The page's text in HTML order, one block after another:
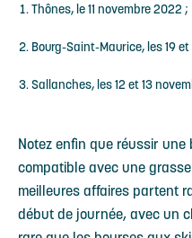
Thônes, le 11 novembre 2022 ;
Bourg-Saint-Maurice, les 19
Sallanches, les 12 et 13
Notez enfin que réussir
compatible avec une
meilleures affaires partent
début de journée, avec un